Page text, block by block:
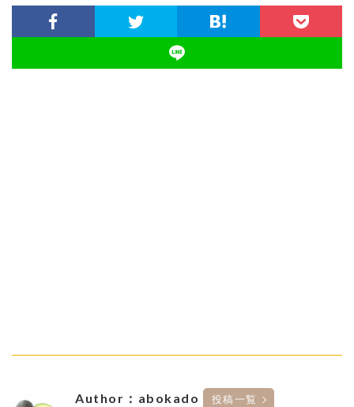
Author：abokado 投稿一覧